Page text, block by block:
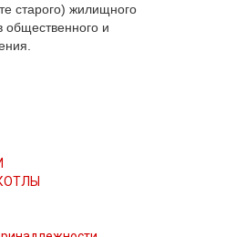
старого) жилищного
общественного и